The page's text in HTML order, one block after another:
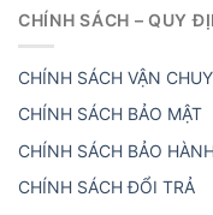
CHÍNH SÁCH – QUY
CHÍNH SÁCH VẬN
CHÍNH SÁCH BẢO MẬT
CHÍNH SÁCH BẢO
CHÍNH SÁCH ĐỔI TRẢ